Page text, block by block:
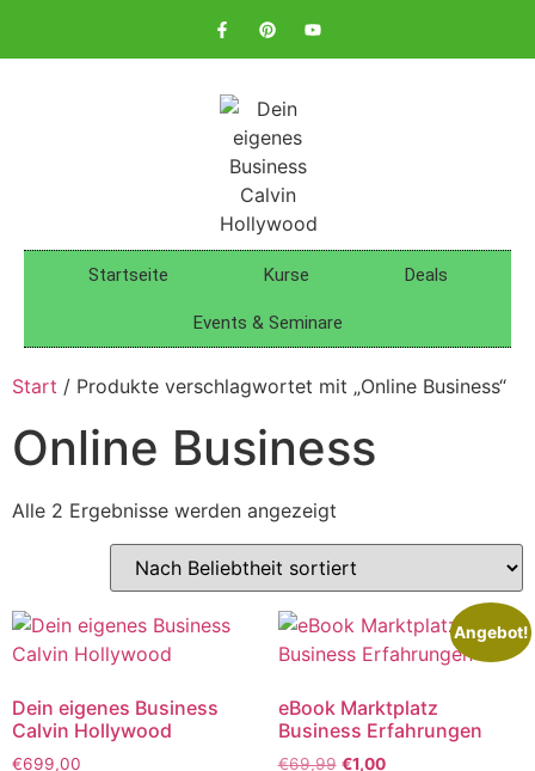
Startseite Kurse Deals
Events & Seminare
Start / Produkte verschlagwortet mit „Online Business“
Online Business
Alle 2 Ergebnisse werden angezeigt
Dein eigenes Business
Calvin Hollywood
€699,00
Angebot!
eBook Marktplatz
Business Erfahrungen
€69,99 €1,00